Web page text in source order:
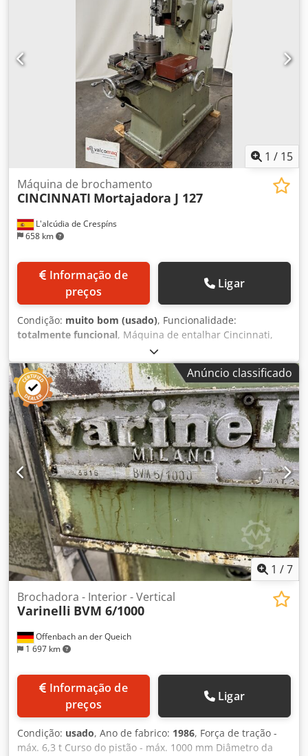
1 / 15
L'alcúdia de Crespíns
658 km
Máquina de brochamento
CINCINNATI Mortajadora J 127
preços
Ligar
Condição: muito bom (usado), Funcionalidade:
totalmente funcional, Máquina de entalhar Cincinnati,
modelo M 127, curso útil de 127 mm, com mesa com
divisor integrado, com sistema automático na mesa para
avanço em direção à ferramenta, número de golpes por
minuto: 42-58-87-126, 183, 270, distância máxima entre a
ferramenta e o corpo: 360 mm, diâmetro da mesa: 350
mm, com placa universal de 3 garras, diâmetro: 250 mm,
curso longitudinal da mesa: 270 mm, curso transversal:
270 mm, peso estimado: 950 kg, com bomba de
refrigeração, muito bem equipada, em bom estado.
Dcsdpfxjzmp Hwe Amkok
Anúncio classificado
1 /7
Offenbach an der Queich
1 697 km
Brochadora - Interior - Vertical
Varinelli BVM 6/1000
preços
Ligar
Condição: usado, Ano de fabrico: 1986, Força de tração -
máx. 6,3 t Curso do pistão - máx. 1000 mm Diâmetro da